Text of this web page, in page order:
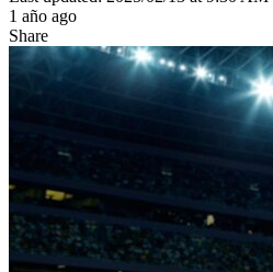
1 año ago
Share